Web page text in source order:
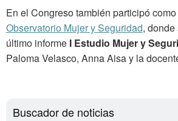
En el Congreso también participó
Observatorio Mujer y Seguridad,
último informe I Estudio Mujer y
Paloma Velasco, Anna Aisa y la
Buscador de noticias